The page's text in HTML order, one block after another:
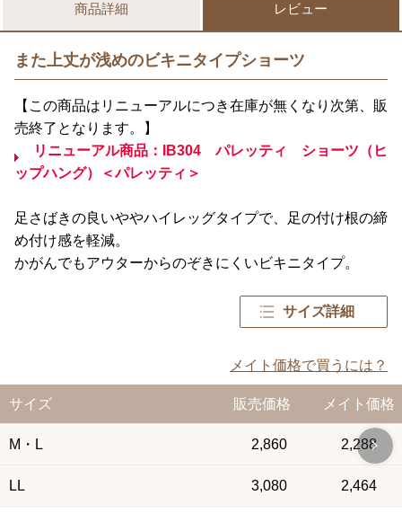
商品詳細 レビュー
また上丈が浅めのビキニタイプショーツ
【この商品はリニューアルにつき在庫が無くなり次第、販
売終了となります。】
リニューアル商品：IB304 パレッティ ショーツ（ヒ
ップハング）＜パレッティ＞
足さばきの良いややハイレッグタイプで、足の付け根の締
め付け感を軽減。
かがんでもアウターからのぞきにくいビキニタイプ。
サイズ詳細
メイト価格で買うには？
サイズ 販売価格 メイト価格
M・L 2,860 2,288
LL 3,080 2,464